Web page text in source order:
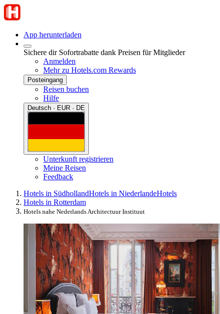
App herunterladen
Sichere dir Sofortrabatte dank Preisen für Mitglieder
Anmelden
Mehr zu Hotels.com Rewards
Posteingang
Reisen buchen
Hilfe
Deutsch · EUR · DE
Unterkunft registrieren
Meine Reisen
Feedback
Hotels in SüdhollandHotels in NiederlandeHotels
Hotels in Rotterdam
Hotels nahe Nederlands Architectuur Instituut